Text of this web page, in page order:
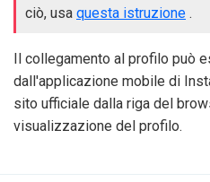
ciò, usa questa istruzione .
Il collegamento al profilo può
dall'applicazione mobile di
sito ufficiale dalla riga del
visualizzazione del profilo.